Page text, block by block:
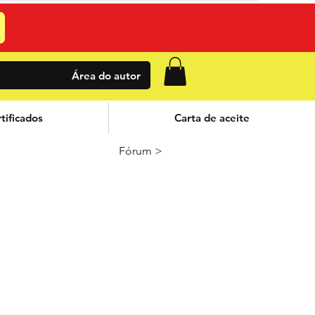
Área do autor
Carta de aceite
Fórum >